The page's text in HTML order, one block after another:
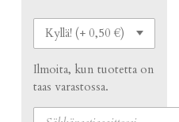
Ilmoita, kun tuotetta on
taas varastossa.